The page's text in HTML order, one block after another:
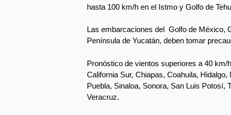
hasta 100 km/h en el Istmo y Golfo de
Las embarcaciones del Golfo de México,
Península de Yucatán, deben tomar
Pronóstico de vientos superiores a 40 km/
California Sur, Chiapas, Coahuila,
Puebla, Sinaloa, Sonora, San Luis Potosí,
Veracruz.